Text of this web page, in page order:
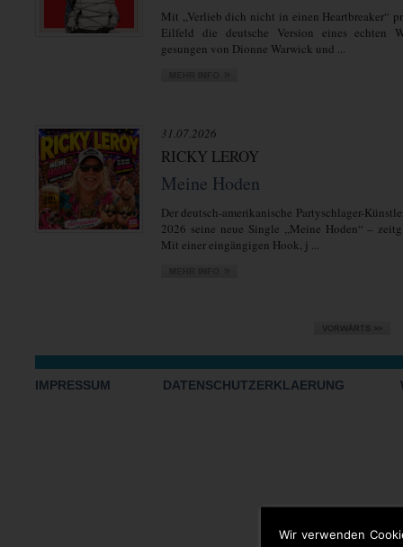
Wir verwenden
Mit „Verlieb dich nicht in einen Heartbreaker“
Eilfeld die deutsche Version eines echten
gesungen von Dionne Warwick und ...
31.07.2026
RICKY LEROY
Meine Hoden
Der deutsch-amerikanische Partyschlager-
2026 seine neue Single „Meine Hoden“ –
Mit einer eingängigen Hook, j ...
IMPRESSUM DATENSCHUTZERKLAERUNG